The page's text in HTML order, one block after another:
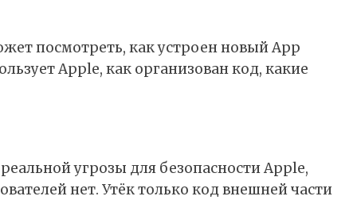
посмотреть, как устроен новый App
Apple, как организован код, какие
угрозы для безопасности Apple,
нет. Утёк только код внешней части